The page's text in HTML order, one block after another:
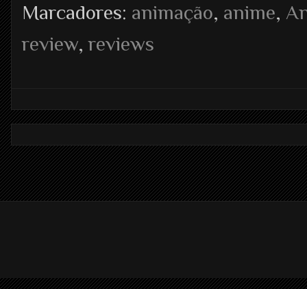
Marcadores: animação, anime,
review,reviews